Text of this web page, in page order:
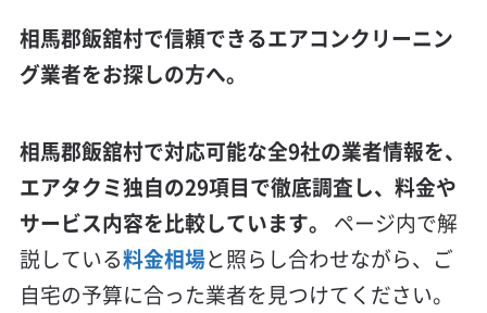
相馬郡飯舘村で信頼できるエアコンクリーニン
グ業者をお探しの方へ。
相馬郡飯舘村で対応可能な全9社の業者情報を、
エアタクミ独自の29項目で徹底調査し、料金や
サービス内容を比較しています。
ページ内で解
説している料金相場と照らし合わせながら、ご
自宅の予算に合った業者を見つけてください。